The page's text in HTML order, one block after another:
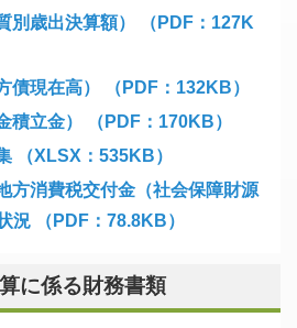
別歳出決算額） （PDF：127K
債現在高） （PDF：132KB）
積立金） （PDF：170KB）
（XLSX：535KB）
方消費税交付金（社会保障財源
況 （PDF：78.8KB）
に係る財務書類